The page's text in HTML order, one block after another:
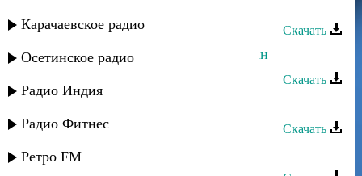
Карачаевское радио
Осетинское радио
Радио Индия
Радио Фитнес
Ретро FM
Скачать
Аслан Гусейнов - Меня зовут Аслан
Скачать
Скачать
Аслан Гусейнов - Джана